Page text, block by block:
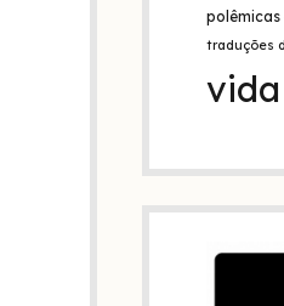
polêmicas
traduções